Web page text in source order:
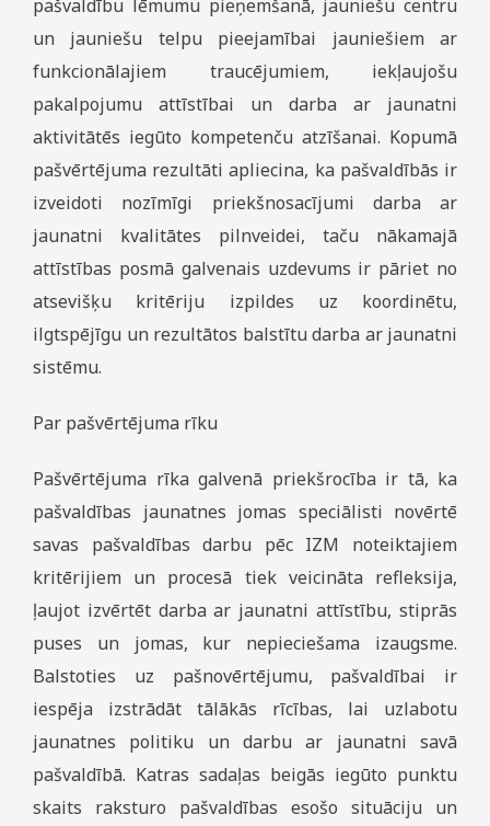
pašvaldību lēmumu pieņemšanā, jauniešu centru
un jauniešu telpu pieejamībai jauniešiem ar
funkcionālajiem traucējumiem, iekļaujošu
pakalpojumu attīstībai un darba ar jaunatni
aktivitātēs iegūto kompetenču atzīšanai. Kopumā
pašvērtējuma rezultāti apliecina, ka pašvaldībās ir
izveidoti nozīmīgi priekšnosacījumi darba ar
jaunatni kvalitātes pilnveidei, taču nākamajā
attīstības posmā galvenais uzdevums ir pāriet no
atsevišķu kritēriju izpildes uz koordinētu,
ilgtspējīgu un rezultātos balstītu darba ar jaunatni
sistēmu.
Par pašvērtējuma rīku
Pašvērtējuma rīka galvenā priekšrocība ir tā, ka
pašvaldības jaunatnes jomas speciālisti novērtē
savas pašvaldības darbu pēc IZM noteiktajiem
kritērijiem un procesā tiek veicināta refleksija,
ļaujot izvērtēt darba ar jaunatni attīstību, stiprās
puses un jomas, kur nepieciešama izaugsme.
Balstoties uz pašnovērtējumu, pašvaldībai ir
iespēja izstrādāt tālākās rīcības, lai uzlabotu
jaunatnes politiku un darbu ar jaunatni savā
pašvaldībā. Katras sadaļas beigās iegūto punktu
skaits raksturo pašvaldības esošo situāciju un